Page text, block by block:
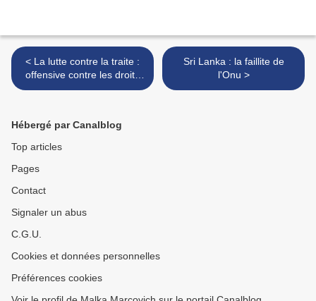
< La lutte contre la traite :
offensive contre les droits
des femmes et
Sri Lanka : la faillite de
l'Onu >
Hébergé par Canalblog
Top articles
Pages
Contact
Signaler un abus
C.G.U.
Cookies et données personnelles
Préférences cookies